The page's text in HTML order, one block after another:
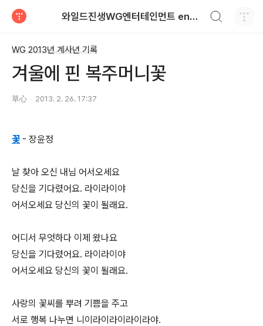
와일드진생WG엔터테인먼트 entertainment
WG 2013년 계사년 기록
겨울에 핀 복주머니꽃
草心 2013. 2. 26. 17:37
꽃 - 장윤정
날 찾아 오신 내님 어서오세요
당신을 기다렸어요. 라이라이야
어서오세요 당신의 꽃이 될래요.
어디서 무엇하다 이제 왔나요
당신을 기다렸어요. 라이라이야
어서오세요 당신의 꽃이 될래요.
사랑의 꽃씨를 뿌려 기쁨을 주고
서로 행복 나누면 니이라이라이라이라야.